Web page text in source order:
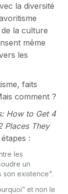
la diversité
la culture
même
les
faits
comment ?
How to Get 4
Places They
:
les
un
son existence".
et non le